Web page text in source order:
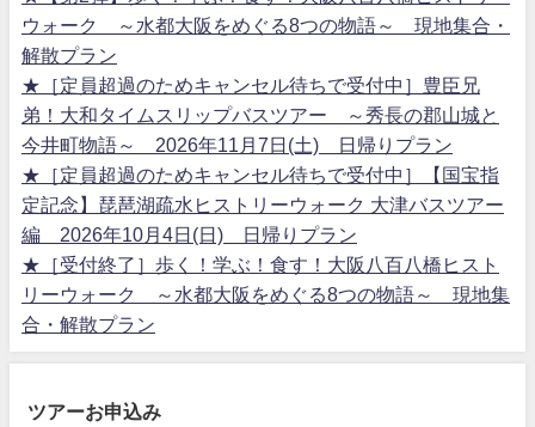
ウォーク ～水都大阪をめぐる8つの物語～ 現地集合・
解散プラン
★［定員超過のためキャンセル待ちで受付中］豊臣兄
弟！大和タイムスリップバスツアー ～秀長の郡山城と
今井町物語～ 2026年11月7日(土) 日帰りプラン
★［定員超過のためキャンセル待ちで受付中］【国宝指
定記念】琵琶湖疏水ヒストリーウォーク 大津バスツアー
編 2026年10月4日(日) 日帰りプラン
★［受付終了］歩く！学ぶ！食す！大阪八百八橋ヒスト
リーウォーク ～水都大阪をめぐる8つの物語～ 現地集
合・解散プラン
ツアーお申込み